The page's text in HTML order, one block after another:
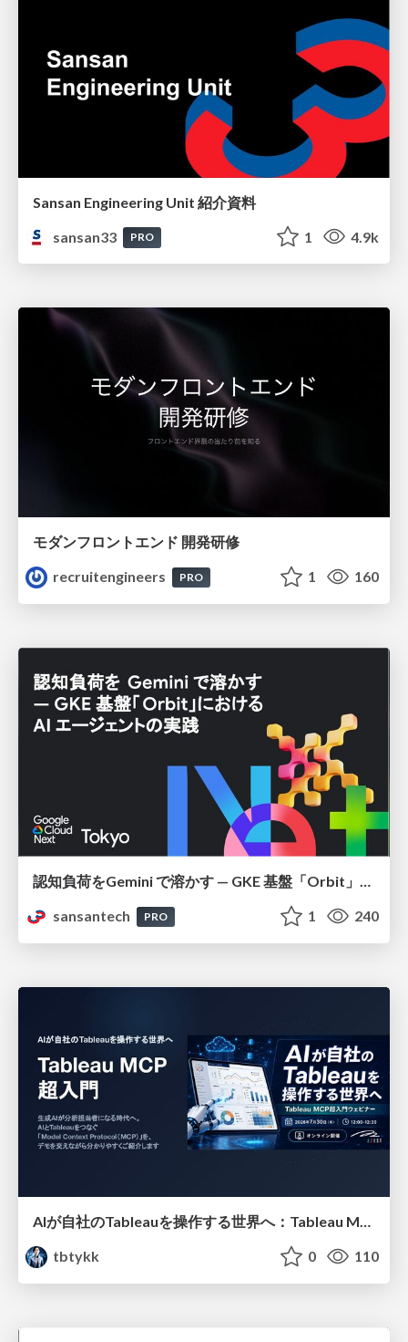
Sansan Engineering Unit 紹介資料
sansan33
PRO 1 4.9k
モダンフロントエンド 開発研修
recruitengineers
PRO 1 160
認知負荷をGemini で溶かす — GKE 基盤「Orbit」における AI エージェントの実践
sansantech
PRO 1 240
tbtykk
0 110